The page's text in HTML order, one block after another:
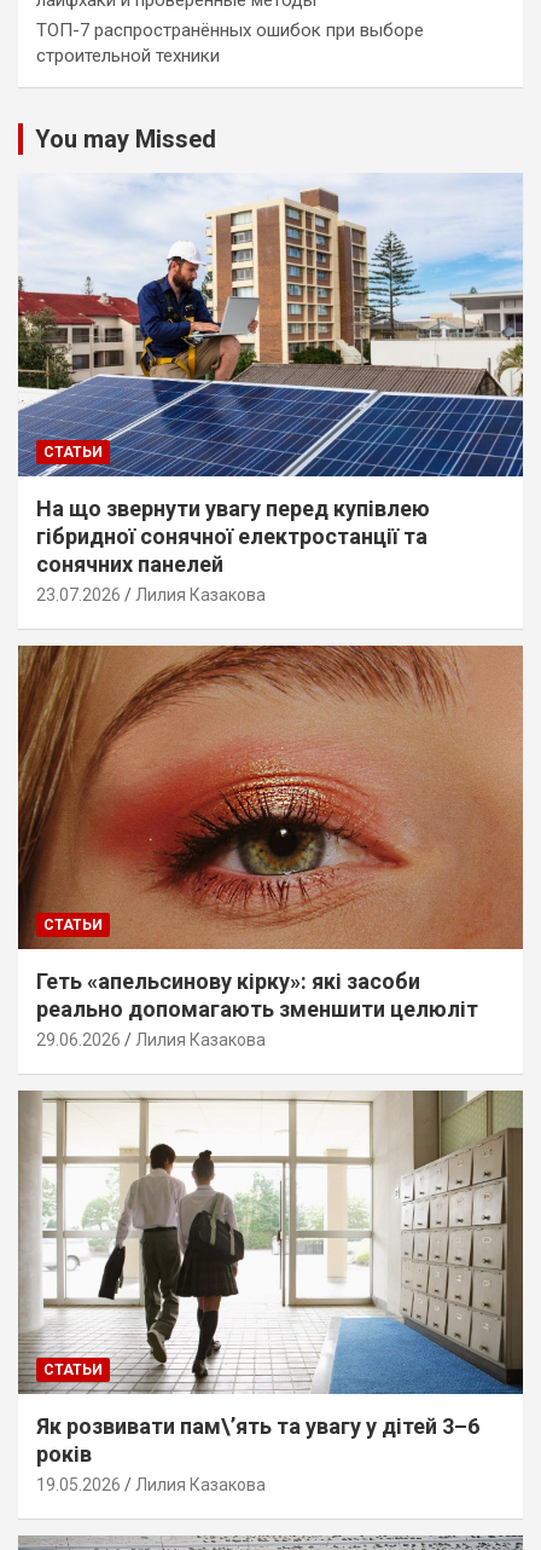
ТОП-7 распространённых ошибок при выборе
строительной техники
You may Missed
СТАТЬИ
На що звернути увагу перед купівлею
гібридної сонячної електростанції та
сонячних панелей
23.07.2026 Лилия Казакова
СТАТЬИ
Геть «апельсинову кірку»: які засоби
реально допомагають зменшити целюліт
29.06.2026 Лилия Казакова
СТАТЬИ
Як розвивати пам\’ять та увагу у дітей 3–6
років
19.05.2026 Лилия Казакова